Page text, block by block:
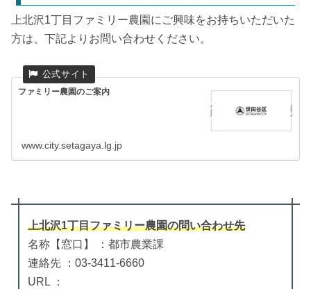
上北沢1丁目ファミリー農園にご興味をお持ちいただいた
方は、下記よりお問い合わせください。
ファミリー農園のご案内
www.city.setagaya.lg.jp
上北沢1丁目ファミリー農園の問い合わせ先
名称【窓口】 ：都市農業課
連絡先 ：03-3411-6660
URL ：